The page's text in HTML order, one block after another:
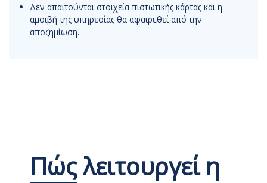
Δεν απαιτούνται στοιχεία πιστωτικής κάρτας και η
αμοιβή της υπηρεσίας θα αφαιρεθεί από την
αποζημίωση.
Πώςλειτουργεί η